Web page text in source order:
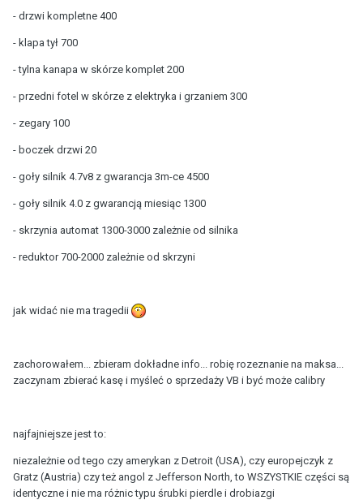
- drzwi kompletne 400
- klapa tył 700
- tylna kanapa w skórze komplet 200
- przedni fotel w skórze z elektryka i grzaniem 300
- zegary 100
- boczek drzwi 20
- goły silnik 4.7v8 z gwarancja 3m-ce 4500
- goły silnik 4.0 z gwarancją miesiąc 1300
- skrzynia automat 1300-3000 zależnie od silnika
- reduktor 700-2000 zależnie od skrzyni
jak widać nie ma tragedii
zachorowałem... zbieram dokładne info... robię rozeznanie na maksa...
zaczynam zbierać kasę i myśleć o sprzedaży VB i być może calibry
najfajniejsze jest to:
niezależnie od tego czy amerykan z Detroit (USA), czy europejczyk z
Gratz (Austria) czy też angol z Jefferson North, to WSZYSTKIE części są
identyczne i nie ma różnic typu śrubki pierdle i drobiazgi